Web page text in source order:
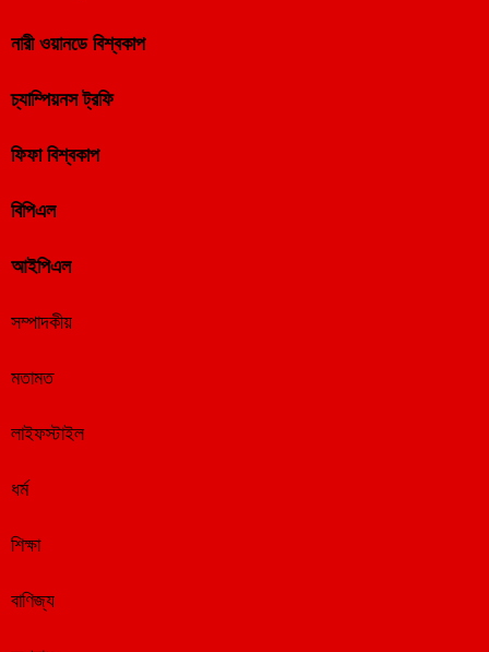
নারী ওয়ানডে বিশ্বকাপ
চ্যাম্পিয়নস ট্রফি
ফিফা বিশ্বকাপ
বিপিএল
আইপিএল
সম্পাদকীয়
মতামত
লাইফস্টাইল
ধর্ম
শিক্ষা
বাণিজ্য